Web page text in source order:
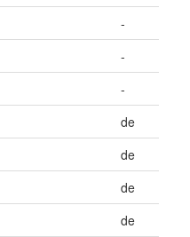
-
-
-
de
de
de
de